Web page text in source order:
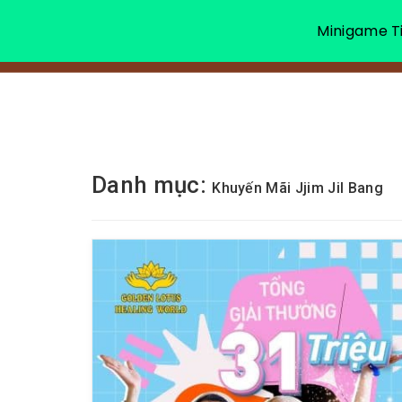
Danh mục: Khuyến Mãi Jjim Jil Bang
Minigame